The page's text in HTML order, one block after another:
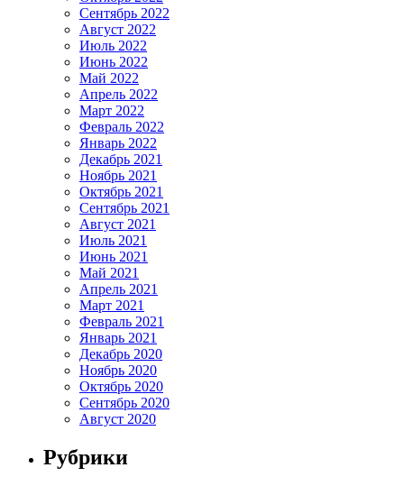
Сентябрь 2022
Август 2022
Июль 2022
Июнь 2022
Май 2022
Апрель 2022
Март 2022
Февраль 2022
Январь 2022
Декабрь 2021
Ноябрь 2021
Октябрь 2021
Сентябрь 2021
Август 2021
Июль 2021
Июнь 2021
Май 2021
Апрель 2021
Март 2021
Февраль 2021
Январь 2021
Декабрь 2020
Ноябрь 2020
Октябрь 2020
Сентябрь 2020
Август 2020
Рубрики